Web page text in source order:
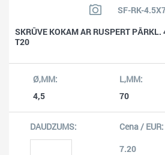
SF-RK-
SKRŪVE KOKAM AR RUSPERT
T20
4,5 70
7.20